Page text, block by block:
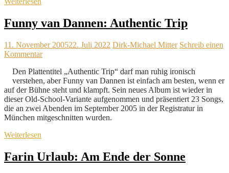
Funny van Dannen: Authentic Trip
11. November 200522. Juli 2022 Dirk-Michael Mitter Schreib einen
Kommentar
Den Plattentitel „Authentic Trip“ darf man ruhig ironisch
verstehen, aber Funny van Dannen ist einfach am besten, wenn er
auf der Bühne steht und klampft. Sein neues Album ist wieder in
dieser Old-School-Variante aufgenommen und präsentiert 23 Songs,
die an zwei Abenden im September 2005 in der Registratur in
München mitgeschnitten wurden.
Weiterlesen
Farin Urlaub: Am Ende der Sonne